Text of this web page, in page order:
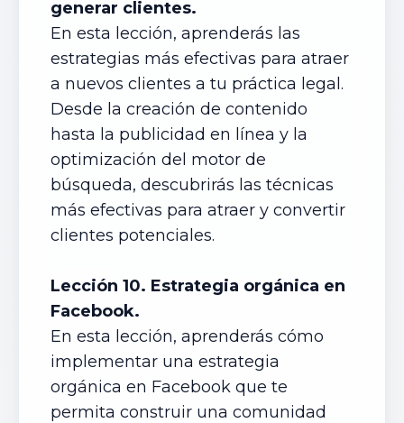
generar clientes.
En esta lección, aprenderás las
estrategias más efectivas para atraer
a nuevos clientes a tu práctica legal.
Desde la creación de contenido
hasta la publicidad en línea y la
optimización del motor de
búsqueda, descubrirás las técnicas
más efectivas para atraer y convertir
clientes potenciales.
Lección 10. Estrategia orgánica en
Facebook.
En esta lección, aprenderás cómo
implementar una estrategia
orgánica en Facebook que te
permita construir una comunidad